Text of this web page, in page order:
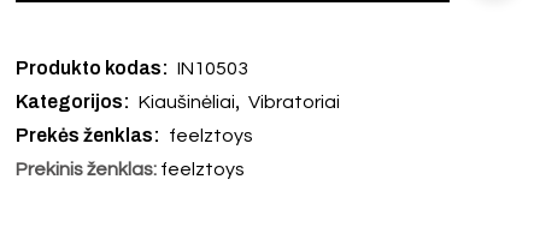
Produkto kodas: IN10503
Kategorijos: Kiaušinėliai, Vibratoriai
Prekės ženklas:
feelztoys
Prekinis ženklas: feelztoys